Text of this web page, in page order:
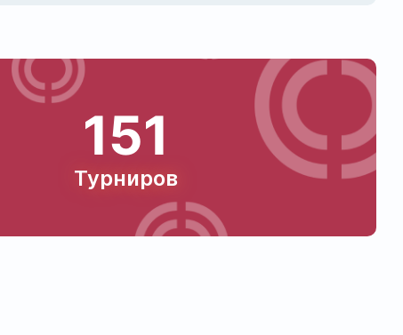
151
Турниров